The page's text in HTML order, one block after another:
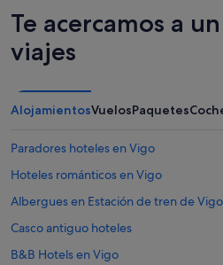
Te acercamos a
viajes
AlojamientosVuelosPaquetes
Paradores hoteles en Vigo
Hoteles románticos en Vigo
Albergues en Estación de tren de
Casco antiguo hoteles
B&B Hotels en Vigo